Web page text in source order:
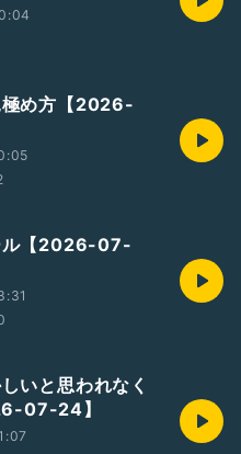
極め方【2026-
ル【2026-07-
いと思われなく
07-24】